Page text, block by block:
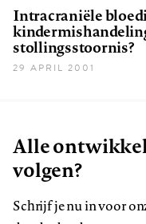
Intracraniële
stollingsstoornis?
29 APRIL 2001
Alle
volgen?
Schrijf je nu in voor